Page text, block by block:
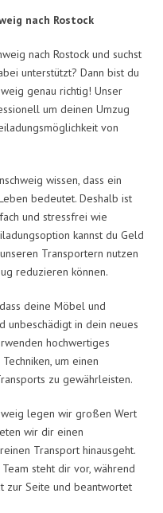
nach Rostock
nach Rostock und suchst
unterstützt? Dann bist du
genau richtig! Unser
um deinen Umzug
von
wissen, dass ein
bedeutet. Deshalb ist
und stressfrei wie
kannst du Geld
Transportern nutzen
reduzieren können.
deine Möbel und
unbeschädigt in dein neues
hochwertiges
um einen
zu gewährleisten.
legen wir großen Wert
wir dir einen
Transport hinausgeht.
steht dir vor, während
zur Seite und beantwortet